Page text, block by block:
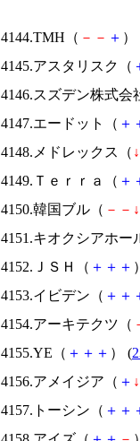
4144.TMH（ － － ＋ ）
4145.アスタリスク（
4146.スズデン株式会
4147.エードット（ ＋
4148.メドレックス（ ↓
4149.Ｔｅｒｒａ（ ＋
4150.韓国ブル（ － － ↓
4151.キオクシアホー
4152.ＪＳＨ（ ＋ ＋ ＋
4153.イビデン（ ＋ ＋
4154.アーキテクツ（
4155.YE（ ＋ ＋ ＋ ） (
4156.アメイジア（ ＋ ↓
4157.トーシン（ ＋ ＋